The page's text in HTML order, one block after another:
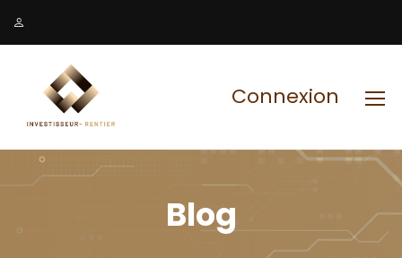
Connexion
Blog